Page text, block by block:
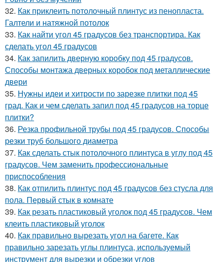
32. Как приклеить потолочный плинтус из пенопласта.
Галтели и натяжной потолок
33. Как найти угол 45 градусов без транспортира. Как
сделать угол 45 градусов
34. Как запилить дверную коробку под 45 градусов.
Способы монтажа дверных коробок под металлические
двери
35. Нужны идеи и хитрости по зарезке плитки под 45
град. Как и чем сделать запил под 45 градусов на торце
плитки?
36. Резка профильной трубы под 45 градусов. Способы
резки труб большого диаметра
37. Как сделать стык потолочного плинтуса в углу под 45
градусов. Чем заменить профессиональные
приспособления
38. Как отпилить плинтус под 45 градусов без стусла для
пола. Первый стык в комнате
39. Как резать пластиковый уголок под 45 градусов. Чем
клеить пластиковый уголок
40. Как правильно вырезать угол на багете. Как
правильно зарезать углы плинтуса, используемый
инструмент для вырезки и обрезки углов